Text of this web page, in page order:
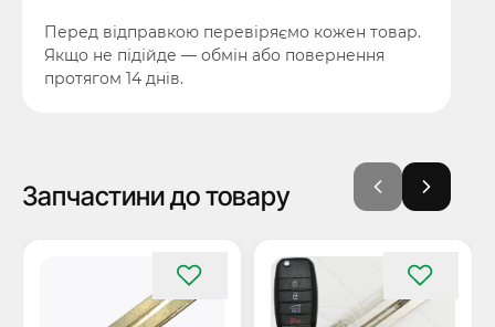
Перед відправкою перевіряємо кожен товар.
Якщо не підійде — обмін або повернення
протягом 14 днів.
Запчастини до товару